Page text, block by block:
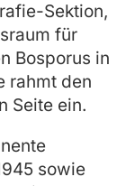
Sektion,
für
Bosporus in
rahmt den
Seite ein.
sowie